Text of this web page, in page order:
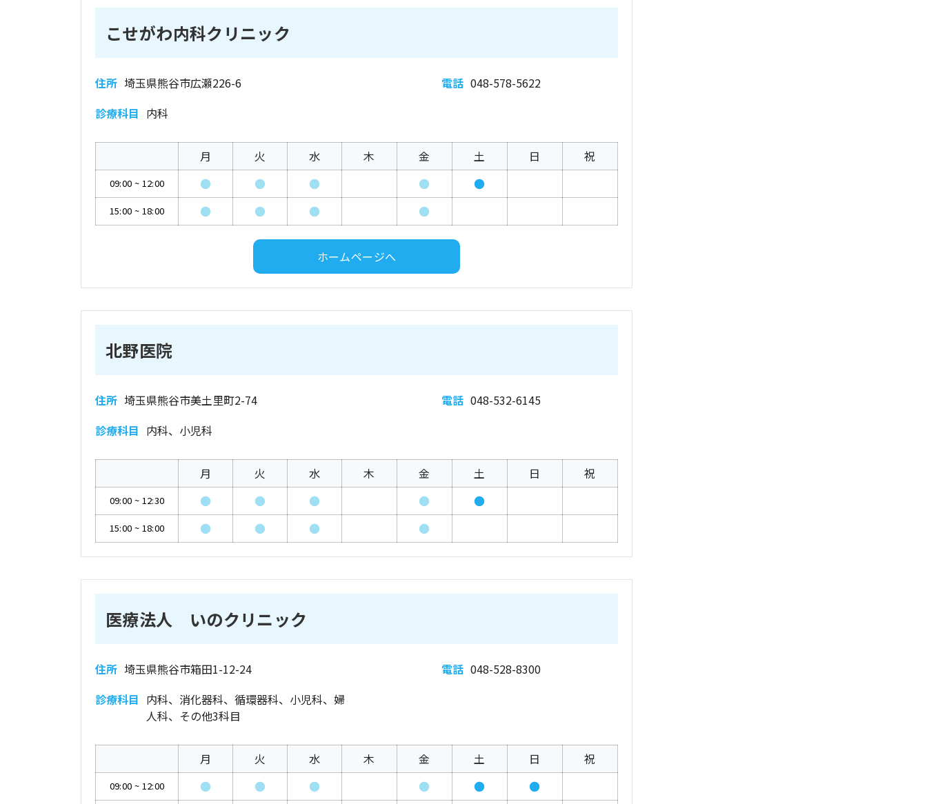
こせがわ内科クリニック
住所 埼玉県熊谷市広瀬226-6 電話 048-578-5622
診療科目 内科
月 火 水 木 金 土 日 祝
09:00 ~ 12:00 ● ● ● ● ●
15:00 ~ 18:00 ● ● ● ●
ホームページへ
北野医院
住所 埼玉県熊谷市美土里町2-74 電話 048-532-6145
診療科目 内科、小児科
月 火 水 木 金 土 日 祝
09:00 ~ 12:30 ● ● ● ● ●
15:00 ~ 18:00 ● ● ● ●
医療法人 いのクリニック
住所 埼玉県熊谷市箱田1-12-24 電話 048-528-8300
診療科目 内科、消化器科、循環器科、小児科、婦
人科、その他3科目
月 火 水 木 金 土 日 祝
09:00 ~ 12:00 ● ● ● ● ● ●